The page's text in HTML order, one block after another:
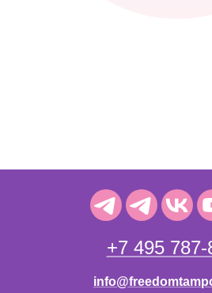
+7 495 787-